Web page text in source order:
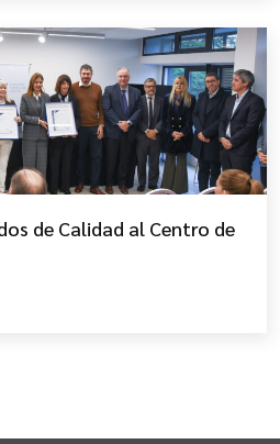
de Calidad al Centro de